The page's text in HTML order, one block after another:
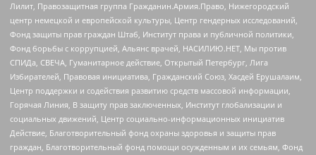
Лилит, Правозащитная группа Гражданин.Армия.Право, Нижегородский
центр немецкой и европейской культуры, Центр гендерных исследований,
Фонд защиты прав граждан Штаб, Институт права и публичной политики,
Фонд борьбы с коррупцией, Альянс врачей, НАСИЛИЮ.НЕТ, Мы против
СПИДа, СВЕЧА, Гуманитарное действие, Открытый Петербург, Лига
Избирателей, Правовая инициатива, Гражданский Союз, Хасдей Ерушалаим,
Центр поддержки и содействия развитию средств массовой информации,
Горячая Линия, В защиту прав заключенных, Институт глобализации и
социальных движений, Центр социально-информационных инициатив
Действие, Благотворительный фонд охраны здоровья и защиты прав
граждан, Благотворительный фонд помощи осужденным и их семьям, Фонд